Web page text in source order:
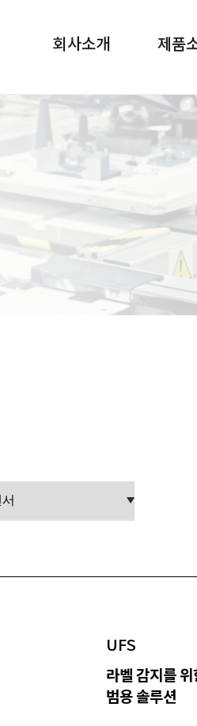
회사소개 제품
UFS
라벨 감지를
범용 솔루션